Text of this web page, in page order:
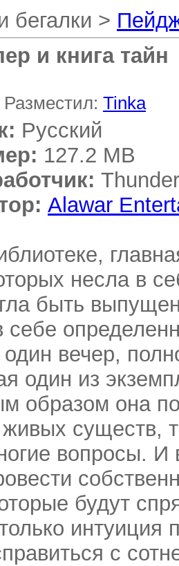
бегалки >
и книга тайн
Tinka
Русский
127.2 MB
Alawar
несла в
быть
себе
вечер,
один из
образом она
живых существ,
вопросы. И
будут
с